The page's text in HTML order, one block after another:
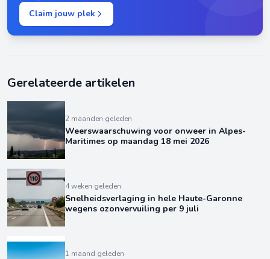
Claim jouw plek
Gerelateerde artikelen
2 maanden geleden
Weerswaarschuwing voor onweer in Alpes-
Maritimes op maandag 18 mei 2026
4 weken geleden
Snelheidsverlaging in hele Haute-Garonne
wegens ozonvervuiling per 9 juli
1 maand geleden